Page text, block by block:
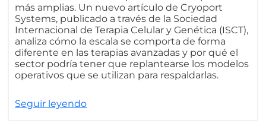
más amplias. Un nuevo artículo de Cryoport
Systems, publicado a través de la Sociedad
Internacional de Terapia Celular y Genética (ISCT),
analiza cómo la escala se comporta de forma
diferente en las terapias avanzadas y por qué el
sector podría tener que replantearse los modelos
operativos que se utilizan para respaldarlas.
Seguir leyendo